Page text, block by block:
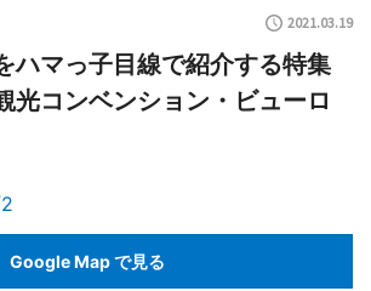
2021.03.19
ハマっ子目線で紹介する特集
コンベンション・ビューロ
Google Map で見る